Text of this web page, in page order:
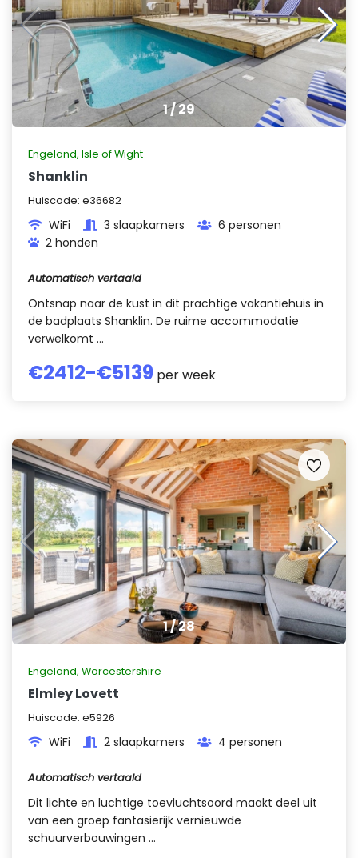
1/29
Engeland, Isle of Wight
Shanklin
Huiscode: e36682
WiFi 3 slaapkamers
6 personen
2 honden
Automatisch vertaald
Ontsnap naar de kust in dit prachtige vakantiehuis in
de badplaats Shanklin. De ruime accommodatie
verwelkomt ...
€2412-€5139 per week
1/28
Engeland, Worcestershire
Elmley Lovett
Huiscode: e5926
WiFi 2 slaapkamers 4 personen
Automatisch vertaald
Dit lichte en luchtige toevluchtsoord maakt deel uit
van een groep fantasierijk vernieuwde
schuurverbouwingen ...